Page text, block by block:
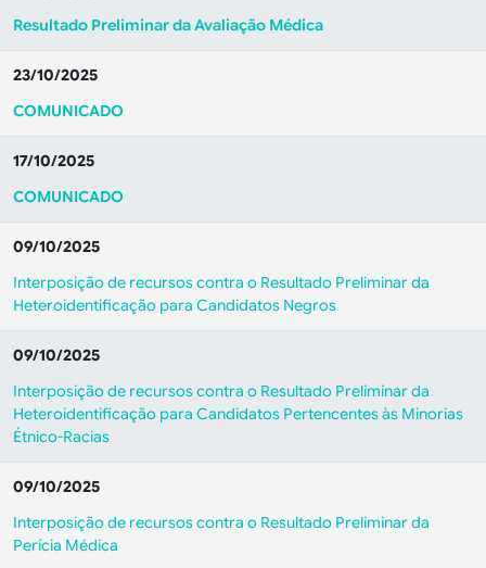
Resultado Preliminar da Avaliação Médica
23/10/2025
COMUNICADO
17/10/2025
COMUNICADO
09/10/2025
Interposição de recursos contra o Resultado Preliminar da
Heteroidentificação para Candidatos Negros
09/10/2025
Interposição de recursos contra o Resultado Preliminar da
Heteroidentificação para Candidatos Pertencentes às Minorias
Étnico-Racias
09/10/2025
Interposição de recursos contra o Resultado Preliminar da
Perícia Médica